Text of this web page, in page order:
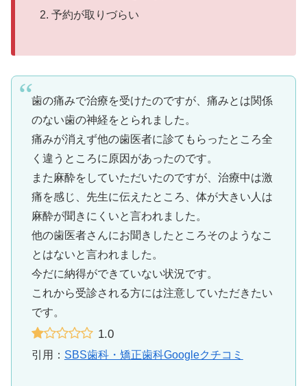
予約が取りづらい
歯の痛みで治療を受けたのですが、痛みとは関係
のない歯の神経をとられました。
痛みが消えず他の歯医者に診てもらったところ全
く違うところに原因があったのです。
また麻酔をしていただいたのですが、治療中は激
痛を感じ、先生に伝えたところ、体が大きい人は
麻酔が聞きにくいと言われました。
他の歯医者さんにお聞きしたところそのようなこ
とはないと言われました。
今だに納得ができていない状況です。
これから受診される方には注意していただきたい
です。
1.0
引用： SBS歯科・矯正歯科Googleクチコミ